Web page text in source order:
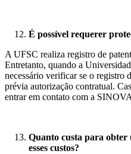
É possível requerer
A UFSC realiza registro de
Entretanto, quando a
necessário verificar se o registro
prévia autorização contratual.
entrar em contato com a
Quanto custa para obter
esses custos?